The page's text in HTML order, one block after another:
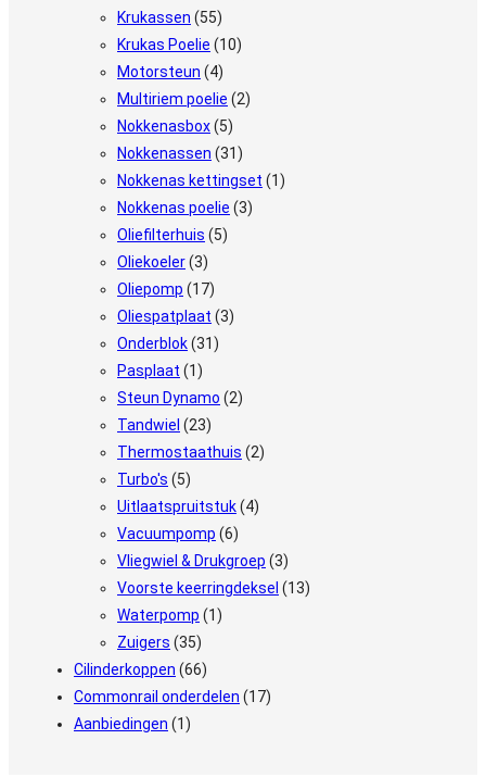
Krukassen (55)
Krukas Poelie (10)
Motorsteun (4)
Multiriem poelie (2)
Nokkenasbox(5)
Nokkenassen (31)
Nokkenas kettingset (1)
Nokkenas poelie (3)
Oliefilterhuis (5)
Oliekoeler(3)
Oliepomp (17)
Oliespatplaat (3)
Onderblok(31)
Pasplaat (1)
Steun Dynamo (2)
Tandwiel (23)
Thermostaathuis (2)
Turbo's (5)
Uitlaatspruitstuk(4)
Vacuumpomp (6)
Vliegwiel & Drukgroep (3)
Voorste keerringdeksel (13)
Waterpomp (1)
Zuigers (35)
Cilinderkoppen (66)
Commonrail onderdelen (17)
Aanbiedingen (1)